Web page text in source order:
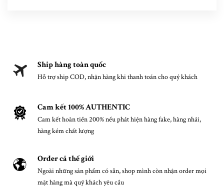
Ship hàng toàn quốc
Hỗ trợ ship COD, nhận hàng khi thanh toán cho quý khách
Cam kết 100% AUTHENTIC
Cam kết hoàn tiền 200% nếu phát hiện hàng fake, hàng nhái,
hàng kém chất lượng
Order cả thế giới
Ngoài những sản phẩm có sẵn, shop mình còn nhận order mọi
mặt hàng mà quý khách yêu cầu